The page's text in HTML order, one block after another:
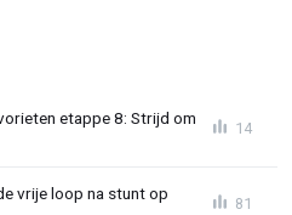
etappe 8: Strijd om
14
vrije loop na stunt op
81